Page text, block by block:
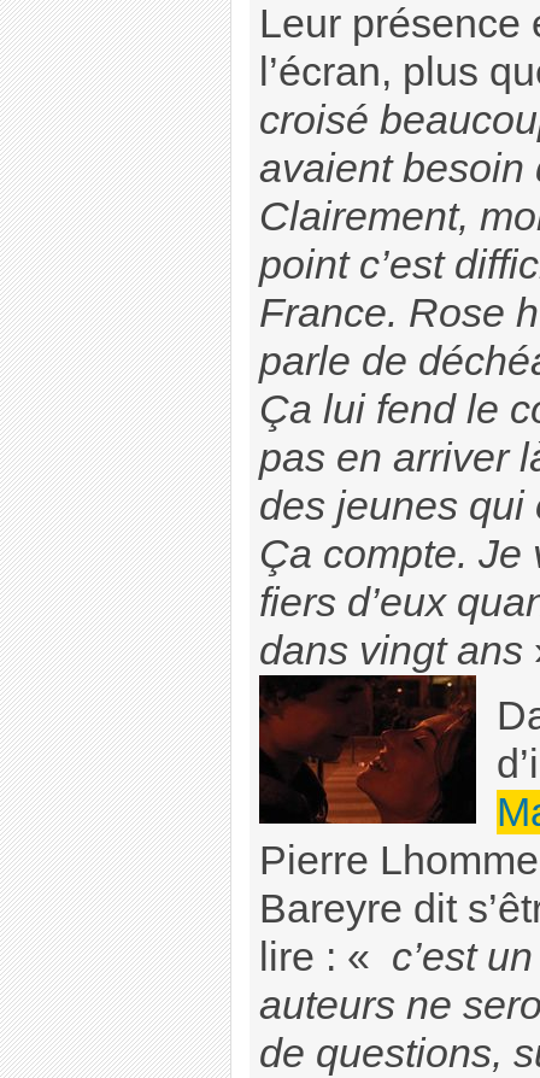
Leur présence
l’écran, plus
croisé
avaient besoin
Clairement,
point c’est
France. Rose
parle de
Ça lui fend le
pas en arriver
des jeunes
Ça compte. Je
fiers d’eux
dans vingt ans
Pierre
Bareyre dit
lire : « c’est
auteurs ne
de questions,